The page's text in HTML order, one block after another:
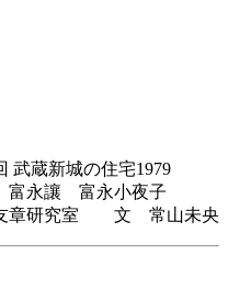
武蔵新城の住宅1979
永讓 富永小夜子
章研究室 文 常山未央